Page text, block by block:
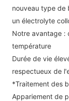
nouveau type de
un électrolyte
Notre avantage :
température
Durée de vie
respectueux de
*Traitement des
Appariement de